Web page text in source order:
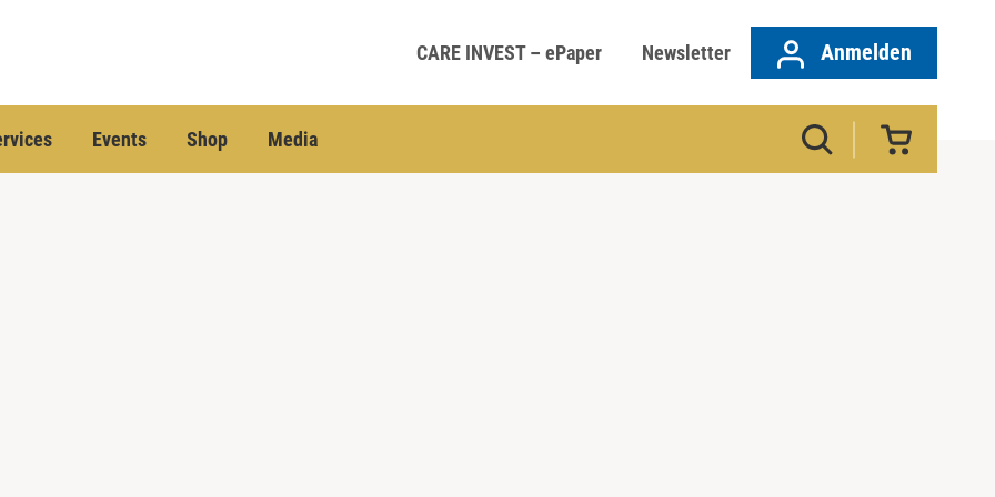
CARE INVEST – ePaper Newsletter Anmelden
Events Shop Media